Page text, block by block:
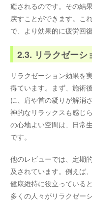
癒されるのです。その結
戻すことができます。こ
で、より効果的に疲労回
2.3. リラクゼーシ
リラクゼーション効果を
得ています。まず、施術
に、肩や首の凝りが解消
神的なリラックスも感じ
の心地よい空間は、日常
です。
他のレビューでは、定期
及されています。例えば
健康維持に役立っている
多くの人々がリラクゼー